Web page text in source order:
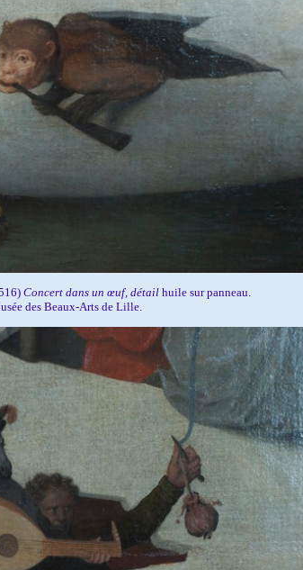
Concert dans un œuf, détail huile sur panneau.
des Beaux-Arts de Lille.